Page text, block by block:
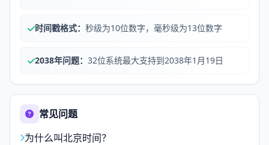
时间戳格式： 秒级为10位数字，毫秒级为13位数字
2038年问题： 32位系统最大支持到2038年1月19日
常见问题
为什么叫北京时间？